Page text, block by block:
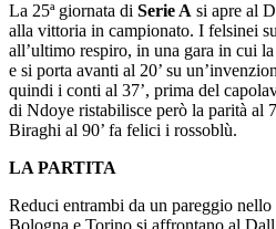
La 25ª giornata di Serie A si apre al
alla vittoria in campionato. I felsinei
all’ultimo respiro, in una gara in cui
e si porta avanti al 20’ su
quindi i conti al 37’, prima del
di Ndoye ristabilisce però la parità al
Biraghi al 90’ fa felici i rossoblù.
LA PARTITA
Reduci entrambi da un pareggio
Bologna e Torino si affrontano al